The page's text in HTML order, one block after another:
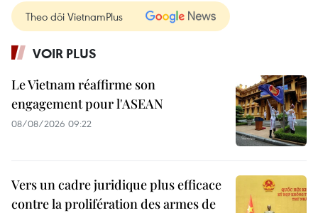
Theo dõi VietnamPlus
VOIR PLUS
Le Vietnam réaffirme son
engagement pour l'ASEAN
08/08/2026 09:22
Vers un cadre juridique plus efficace
contre la prolifération des armes de